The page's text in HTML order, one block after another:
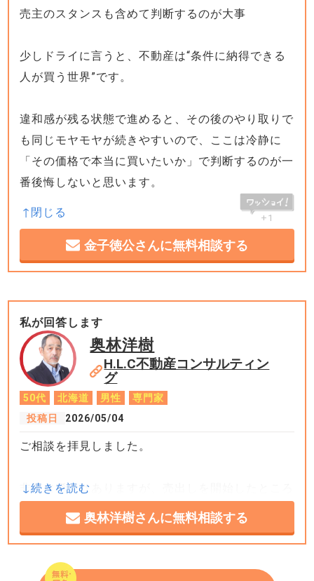
売主のスタンスも含めて判断するのが大事
少しドライに言うと、不動産は“条件に納得できる
人が買う世界”です。
違和感が残る状態で進めると、その後のやり取りで
も同じモヤモヤが続きやすいので、ここは冷静に
「その価格で本当に買いたいか」で判断するのが一
番後悔しないと思います。
+1
金子徳公さんに無料相談する
私が回答します
奥林洋樹
H.L.C不動産コンサルティン
グ
50代 北海道 男性
専門家
投稿日
2026/05/04
ご相談を拝見しました。
非常に稀ではありますが、売出しを開始したところ
反響が多かったため売主が自信を持ち、価格を変更
するケースがあるのは事実です。違法ではありませ
奥林洋樹さんに無料相談する